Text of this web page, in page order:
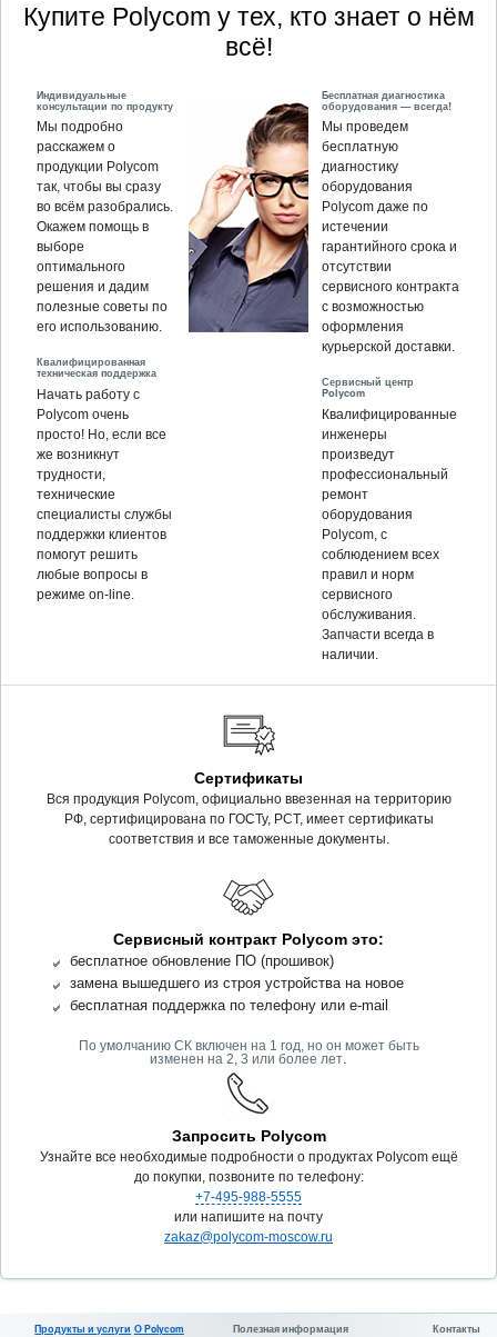
Купите Polycom у тех, кто знает о нём
всё!
Индивидуальные
консультации по продукту
Мы подробно
расскажем о
продукции Polycom
так, чтобы вы сразу
во всём разобрались.
Окажем помощь в
выборе
оптимального
решения и дадим
полезные советы по
его использованию.
Квалифицированная
техническая поддержка
Начать работу с
Polycom очень
просто! Но, если все
же возникнут
трудности,
технические
специалисты службы
поддержки клиентов
помогут решить
любые вопросы в
режиме on-line.
Бесплатная диагностика
оборудования — всегда!
Мы проведем
бесплатную
диагностику
оборудования
Polycom даже по
истечении
гарантийного срока и
отсутствии
сервисного контракта
с возможностью
оформления
курьерской доставки.
Сервисный центр
Polycom
Квалифицированные
инженеры
произведут
профессиональный
ремонт
оборудования
Polycom, c
соблюдением всех
правил и норм
сервисного
обслуживания.
Запчасти всегда в
наличии.
Сертификаты
Вся продукция Polycom, официально ввезенная на территорию
РФ, сертифицирована по ГОСТу, РСТ, имеет сертификаты
соответствия и все таможенные документы.
Сервисный контракт Polycom это:
бесплатное обновление ПО (прошивок)
замена вышедшего из строя устройства на новое
бесплатная поддержка по телефону или e-mail
По умолчанию СК включен на 1 год, но он может быть
изменен на 2, 3 или более лет
Запросить Polycom
Узнайте все необходимые подробности о продуктах Polycom ещё
до покупки, позвоните по телефону:
+7-495-988-5555
или напишите на почту
zakaz@polycom-moscow.ru
Продукты и услуги О Polycom Полезная информация Контакты